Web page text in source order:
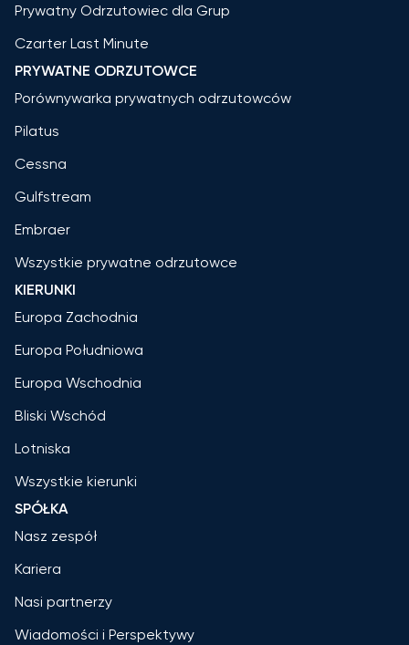
Prywatny Odrzutowiec dla Grup
Czarter Last Minute
PRYWATNE ODRZUTOWCE
Porównywarka prywatnych odrzutowców
Pilatus
Cessna
Gulfstream
Embraer
Wszystkie prywatne odrzutowce
KIERUNKI
Europa Zachodnia
Europa Południowa
Europa Wschodnia
Bliski Wschód
Lotniska
Wszystkie kierunki
SPÓŁKA
Nasz zespół
Kariera
Nasi partnerzy
Wiadomości i Perspektywy